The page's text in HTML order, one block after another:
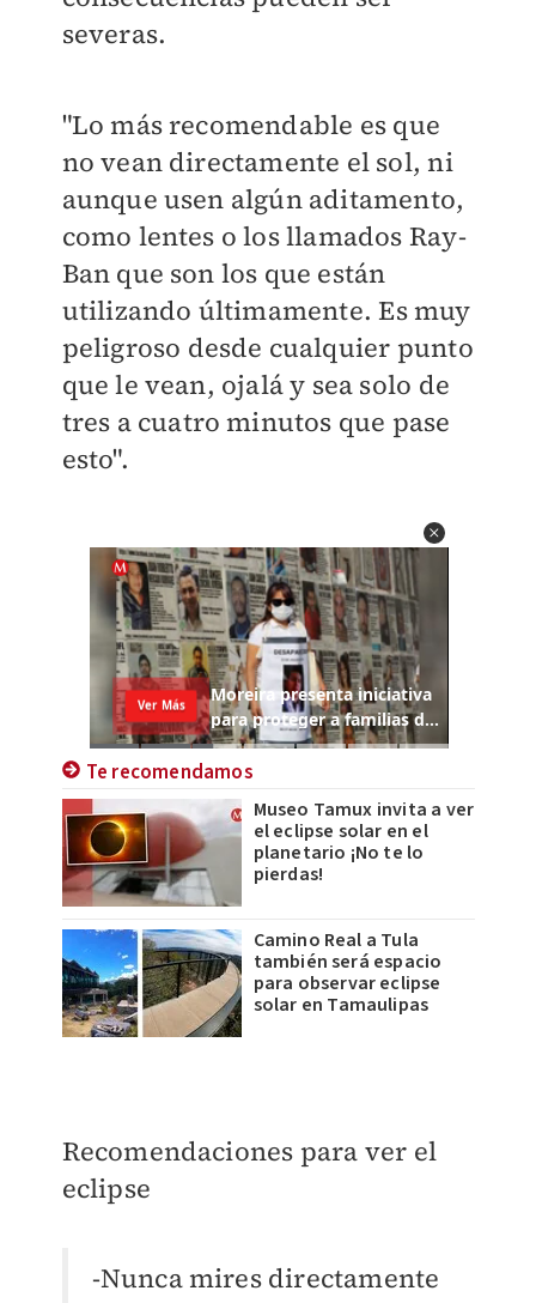
severas.
"Lo más recomendable es que
no vean directamente el sol, ni
aunque usen algún aditamento,
como lentes o los llamados Ray-
Ban que son los que están
utilizando últimamente. Es muy
peligroso desde cualquier punto
que le vean, ojalá y sea solo de
tres a cuatro minutos que pase
esto".
Te recomendamos
Museo Tamux invita a ver
el eclipse solar en el
planetario ¡No te lo
pierdas!
Camino Real a Tula
también será espacio
para observar eclipse
solar en Tamaulipas
Recomendaciones para ver el
eclipse
-Nunca mires directamente